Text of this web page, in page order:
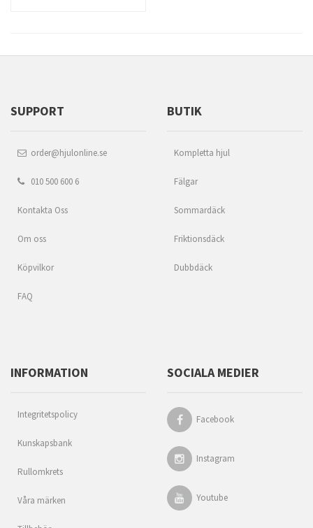
SUPPORT
order@hjulonline.se
010 500 600 6
Kontakta Oss
Om oss
Köpvilkor
FAQ
BUTIK
Kompletta hjul
Fälgar
Sommardäck
Friktionsdäck
Dubbdäck
INFORMATION
Integritetspolicy
Kunskapsbank
Rullomkrets
Våra märken
SOCIALA MEDIER
Facebook
Instagram
Youtube